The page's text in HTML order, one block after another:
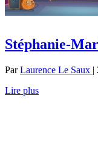
Stéphanie-
ParLaurence Le Saux |
Lire plus